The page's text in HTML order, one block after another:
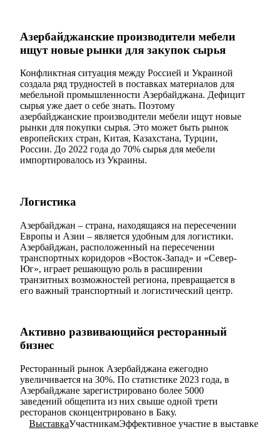
Азербайджанские производители мебели
ищут новые рынки для закупок сырья
Конфликтная ситуация между Россией и Украиной
создала ряд трудностей в поставках материалов для
мебельной промышленности Азербайджана. Дефицит
сырья уже дает о себе знать. Поэтому
азербайджанские производители мебели ищут новые
рынки для покупки сырья. Это может быть рынок
европейских стран, Китая, Казахстана, Турции,
России. До 2022 года до 70% сырья для мебели
импортировалось из Украины.
Логистика
Азербайджан – страна, находящаяся на пересечении
Европы и Азии – является удобным для логистики.
Азербайджан, расположенный на пересечении
транспортных коридоров «Восток-Запад» и «Север-
Юг», играет решающую роль в расширении
транзитных возможностей региона, превращается в
его важный транспортный и логистический центр.
Активно развивающийся ресторанный
бизнес
Ресторанный рынок Азербайджана ежегодно
увеличивается на 30%. По статистике 2023 года, в
Азербайджане зарегистрировано более 5000
заведений общепита из них свыше одной трети
ресторанов сконцентрировано в Баку.
ВыставкаУчастникамЭффективное участие в выставке